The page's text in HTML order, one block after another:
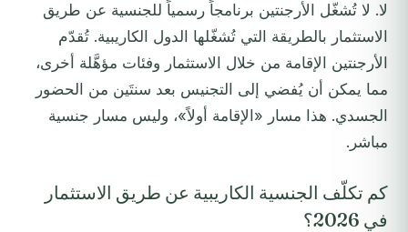
لا. لا تُشغّل الأرجنتين برنامجاً رسمياً للجنسية عن طريق
الاستثمار بالطريقة التي تُشغّلها الدول الكاريبية. تُقدّم
الأرجنتين الإقامة من خلال الاستثمار وفئات مؤهَّلة أخرى،
مما يمكن أن يُفضي إلى التجنيس بعد سنتَين من الحضور
الجسدي. هذا مسار «الإقامة أولاً»، وليس مسار جنسية
مباشر.
كم تكلّف الجنسية الكاريبية عن طريق الاستثمار
في 2026؟